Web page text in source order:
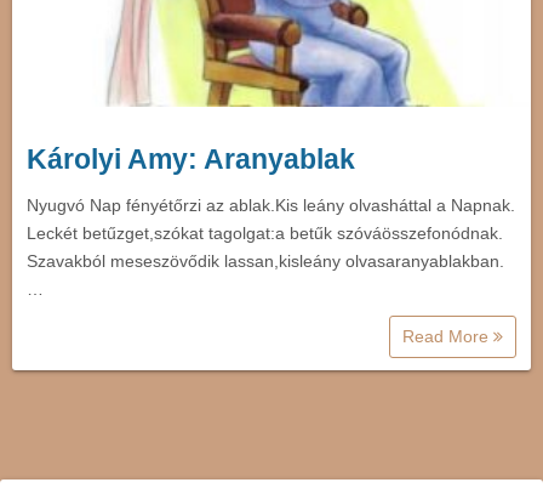
Károlyi Amy: Aranyablak
Nyugvó Nap fényétőrzi az ablak.Kis leány olvasháttal a Napnak.
Leckét betűzget,szókat tagolgat:a betűk szóváösszefonódnak.
Szavakból meseszövődik lassan,kisleány olvasaranyablakban.
Read More